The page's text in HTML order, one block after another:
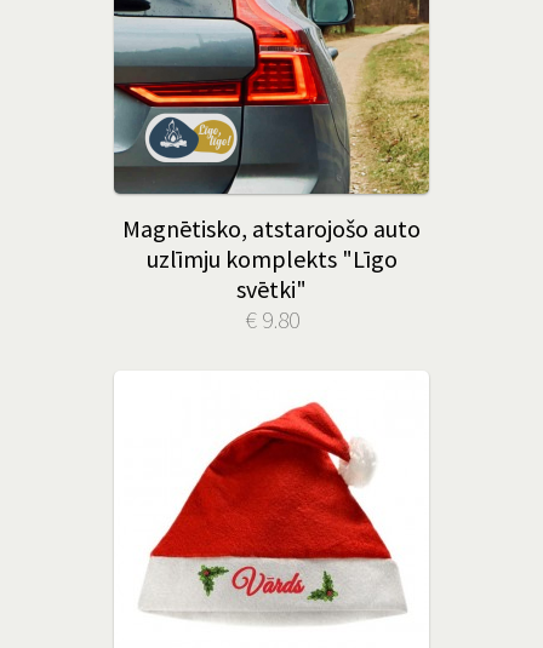
Magnētisko, atstarojošo auto
uzlīmju komplekts "Līgo
svētki"
€ 9.80